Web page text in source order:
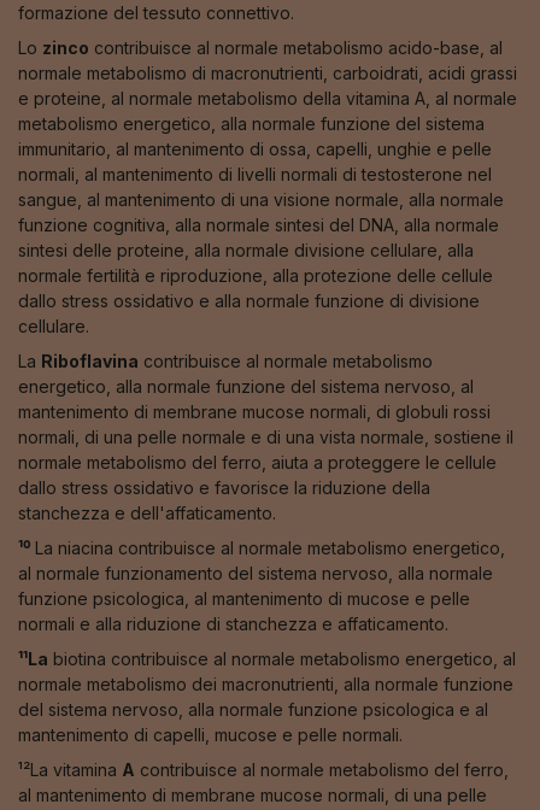
formazione del tessuto connettivo.
Lo zinco contribuisce al normale metabolismo acido-base, al
normale metabolismo di macronutrienti, carboidrati, acidi grassi
e proteine, al normale metabolismo della vitamina A, al normale
metabolismo energetico, alla normale funzione del sistema
immunitario, al mantenimento di ossa, capelli, unghie e pelle
normali, al mantenimento di livelli normali di testosterone nel
sangue, al mantenimento di una visione normale, alla normale
funzione cognitiva, alla normale sintesi del DNA, alla normale
sintesi delle proteine, alla normale divisione cellulare, alla
normale fertilità e riproduzione, alla protezione delle cellule
dallo stress ossidativo e alla normale funzione di divisione
cellulare.
La Riboflavina contribuisce al normale metabolismo
energetico, alla normale funzione del sistema nervoso, al
mantenimento di membrane mucose normali, di globuli rossi
normali, di una pelle normale e di una vista normale, sostiene il
normale metabolismo del ferro, aiuta a proteggere le cellule
dallo stress ossidativo e favorisce la riduzione della
stanchezza e dell'affaticamento.
¹⁰ La niacina contribuisce al normale metabolismo energetico,
al normale funzionamento del sistema nervoso, alla normale
funzione psicologica, al mantenimento di mucose e pelle
normali e alla riduzione di stanchezza e affaticamento.
¹¹La biotina contribuisce al normale metabolismo energetico, al
normale metabolismo dei macronutrienti, alla normale funzione
del sistema nervoso, alla normale funzione psicologica e al
mantenimento di capelli, mucose e pelle normali.
¹²La vitamina A contribuisce al normale metabolismo del ferro,
al mantenimento di membrane mucose normali, di una pelle